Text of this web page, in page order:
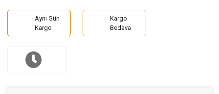
Aynı Gün
Kargo
Kargo
Bedava